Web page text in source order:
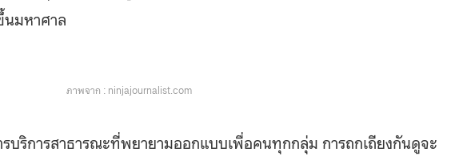
นมหาศาล
ภาพจาก : ninjajournalist.com
บริการสาธารณะที่พยายามออกแบบเพื่อคนทุกกลุ่ม การถกเถียงกันดูจะ